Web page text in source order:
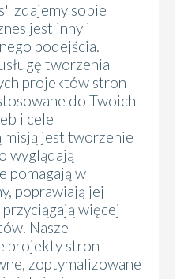
zdajemy sobie
jest inny i
podejścia.
tworzenia
projektów stron
do Twoich
i cele
misją jest tworzenie
wyglądają
pomagają w
poprawiają jej
więcej
Nasze
projekty stron
zoptymalizowane